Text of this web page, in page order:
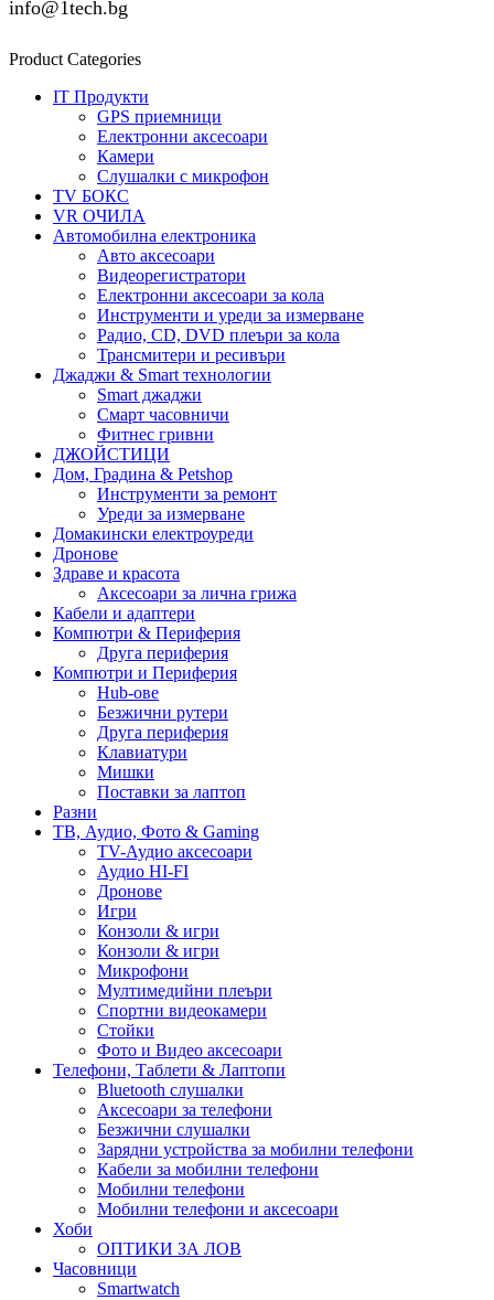
info@1tech.bg
Product Categories
IT Продукти
GPS приемници
Електронни аксесоари
Камери
Слушалки с микрофон
TV БОКС
VR ОЧИЛА
Автомобилна електроника
Авто аксесоари
Видеорегистратори
Електронни аксесоари за кола
Инструменти и уреди за измерване
Радио, CD, DVD плеъри за кола
Трансмитери и ресивъри
Джаджи & Smart технологии
Smart джаджи
Смарт часовничи
Фитнес гривни
ДЖОЙСТИЦИ
Дом, Градина & Petshop
Инструменти за ремонт
Уреди за измерване
Домакински електроуреди
Дронове
Здраве и красота
Аксесоари за лична грижа
Кабели и адаптери
Компютри & Периферия
Друга периферия
Компютри и Периферия
Hub-ове
Безжични рутери
Друга периферия
Клавиатури
Мишки
Поставки за лаптоп
Разни
ТВ, Аудио, Фото & Gaming
TV-Аудио аксесоари
Аудио HI-FI
Дронове
Игри
Конзоли & игри
Конзоли & игри
Микрофони
Мултимедийни плеъри
Спортни видеокамери
Стойки
Фото и Видео аксесоари
Телефони, Таблети & Лаптопи
Bluetooth слушалки
Аксесоари за телефони
Безжични слушалки
Зарядни устройства за мобилни телефони
Кабели за мобилни телефони
Мобилни телефони
Мобилни телефони и аксесоари
Хоби
ОПТИКИ ЗА ЛОВ
Часовници
Smartwatch